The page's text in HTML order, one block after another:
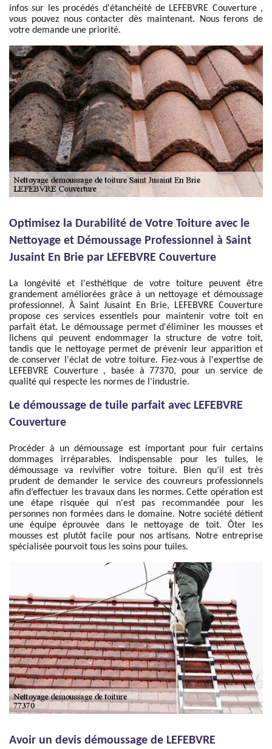
infos sur les procédés d'étanchéité de LEFEBVRE Couverture ,
vous pouvez nous contacter dès maintenant. Nous ferons de
votre demande une priorité.
Optimisez la Durabilité de Votre Toiture avec le
Nettoyage et Démoussage Professionnel à Saint
Jusaint En Brie par LEFEBVRE Couverture
La longévité et l'esthétique de votre toiture peuvent être
grandement améliorées grâce à un nettoyage et démoussage
professionnel. À Saint Jusaint En Brie, LEFEBVRE Couverture
propose ces services essentiels pour maintenir votre toit en
parfait état. Le démoussage permet d'éliminer les mousses et
lichens qui peuvent endommager la structure de votre toit,
tandis que le nettoyage permet de prévenir leur apparition et
de conserver l'éclat de votre toiture. Fiez-vous à l'expertise de
LEFEBVRE Couverture , basée à 77370, pour un service de
qualité qui respecte les normes de l'industrie.
Le démoussage de tuile parfait avec LEFEBVRE
Couverture
Procéder à un démoussage est important pour fuir certains
dommages irréparables. Indispensable pour les tuiles, le
démoussage va revivifier votre toiture. Bien qu’il est très
prudent de demander le service des couvreurs professionnels
afin d’effectuer les travaux dans les normes. Cette opération est
une étape risquée qui n'est pas recommandée pour les
personnes non formées dans le domaine. Notre société détient
une équipe éprouvée dans le nettoyage de toit. Ôter les
mousses est plutôt facile pour nos artisans. Notre entreprise
spécialisée pourvoit tous les soins pour tuiles.
Avoir un devis démoussage de LEFEBVRE